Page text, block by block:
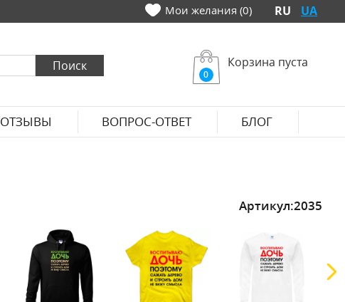
Мои желания (0) RU UA
0
Корзина пуста
ОТЗЫВЫ ВОПРОС-ОТВЕТ БЛОГ
Артикул:2035